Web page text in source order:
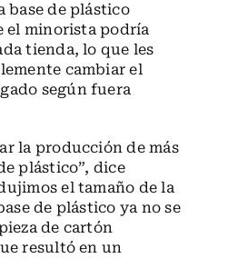
base de plástico
el minorista podría
tienda, lo que les
cambiar el
según fuera
la producción de más
plástico”, dice
el tamaño de la
de plástico ya no se
de cartón
resultó en un